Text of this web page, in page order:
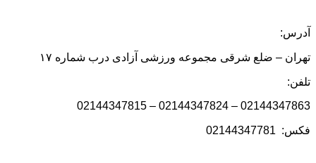
آدرس:
تهران – ضلع شرقی مجموعه ورزشی آزادی درب شماره ۱۷
تلفن:
02144347863 – 02144347824 – 02144347815
فکس: 02144347781